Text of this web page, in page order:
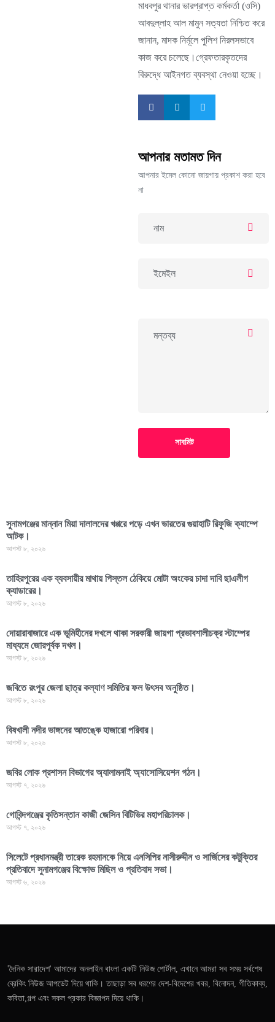
মাধবপুর থানার ভারপ্রাপ্ত কর্মকর্তা (ওসি)
আবদুল্লাহ আল মামুন সত্যতা নিশ্চিত করে
জানান, মাদক নির্মূলে পুলিশ নিরলসভাবে
কাজ করে চলেছে।গ্রেফতারকৃতদের
বিরুদ্ধে আইনগত ব্যবস্থা নেওয়া হচ্ছে।
আপনার মতামত দিন
আপনার ইমেল কোনো জায়গায় প্রকাশ করা হবে
না
সাবমিট
সুনামগঞ্জের মান্নান মিয়া দালালদের খপ্পরে পড়ে এখন ভারতের গুয়াহাটি রিফুজি ক্যাম্পে
আটক।
আগস্ট ৮, ২০২৬
তাহিরপুরের এক ব্যবসায়ীর মাথায় পিস্তল ঠেকিয়ে মোটা অংকের চাদা দাবি ছাএলীগ
ক্যাডারের।
আগস্ট ৮, ২০২৬
দোয়ারাবাজারে এক ভূমিহীনের দখলে থাকা সরকারী জায়গা প্রভাবশালীচক্র স্টাম্পের
মাধ্যমে জোরপূর্বক দখল।
আগস্ট ৮, ২০২৬
জবিতে রংপুর জেলা ছাত্র কল্যাণ সমিতির ফল উৎসব অনুষ্ঠিত।
আগস্ট ৮, ২০২৬
বিষখালী নদীর ভাঙ্গনের আতঙ্কে হাজারো পরিবার।
আগস্ট ৮, ২০২৬
জবির লোক প্রশাসন বিভাগের অ্যালামনাই অ্যাসোসিয়েশন গঠন।
আগস্ট ৭, ২০২৬
গোবিন্দগঞ্জের কৃতিসন্তান কাজী জেসিন বিটিভির মহাপরিচালক।
আগস্ট ৭, ২০২৬
সিলেটে প্রধানমন্ত্রী তারেক রহমানকে নিয়ে এনসিপির নাসীরুদ্দীন ও সার্জিসের কটুক্তির
প্রতিবাদে সুনামগঞ্জের বিক্ষোভ মিছিল ও প্রতিবাদ সভা।
আগস্ট ৬, ২০২৬
'দৈনিক সারাদেশ' আমাদের অনলাইন বাংলা একটি নিউজ পোর্টাল, এখানে আমরা সব সময় সর্বশেষ
ব্রেকিং নিউজ আপডেট দিয়ে থাকি। তাছাড়া সব ধরণের দেশ-বিদেশের খবর, বিনোদন, গীতিকাব্য,
কবিতা,গল্প এবং সকল প্রকার বিজ্ঞাপন দিয়ে থাকি।